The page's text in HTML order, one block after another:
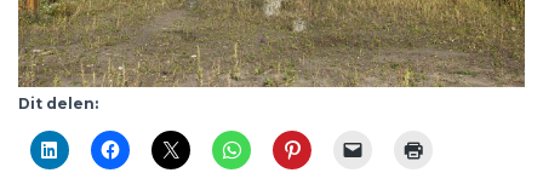
Dit delen: